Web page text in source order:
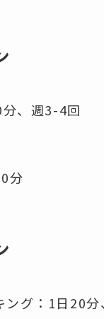
、週3-4回
分
ング：1日20